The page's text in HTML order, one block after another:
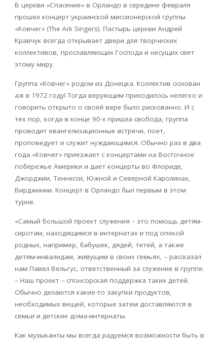
В церкви «Спасение» в Орландо в середине февраля
прошел концерт украинской миссионерской группы
«Ковчег» (The Ark Singers). Пастырь церкви Андрей
Кравчук всегда открывает двери для творческих
коллективов, прославляющих Господа и несущих свет
этому миру.
Группа «Ковчег» родом из Донецка. Коллектив основан
аж в 1972 году! Тогда верующим приходилось нелегко и
говорить открыто о своей вере было рискованно. И с
тех пор, когда в конце 90-х пришла свобода, группа
проводит евангелизационные встречи, поет,
проповедует и служит нуждающимся. Обычно раз в два
года «Ковчег» приезжает с концертами на Восточное
побережье Америки и дает концерты во Флориде,
Джорджии, Теннесси, Южной и Северной Каролинах,
Вирджинии. Концерт в Орландо был первым в этом
турне.
«Самый большой проект служения – это помощь детям-
сиротам, находящимся в интернатах и под опекой
родных, например, бабушек, дядей, тетей, а также
детям-инвалидам, живущим в своих семьях, – рассказал
нам Павел Вельгус, ответственный за служение в группе.
– Наш проект – спонсорская поддержка таких детей.
Обычно делаются какие-то закупки продуктов,
необходимых вещей, которые затем доставляются в
семьи и детские дома-интернаты.
Как музыканты мы всегда радуемся возможности быть в